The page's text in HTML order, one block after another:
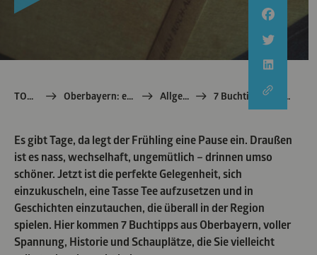
TOM e.V. Oberbayern: echt Bayern Allgemein 7 Buchtipps aus Oberbayern
Es gibt Tage, da legt der Frühling eine Pause ein. Draußen
ist es nass, wechselhaft, ungemütlich – drinnen umso
schöner. Jetzt ist die perfekte Gelegenheit, sich
einzukuscheln, eine Tasse Tee aufzusetzen und in
Geschichten einzutauchen, die überall in der Region
spielen. Hier kommen 7 Buchtipps aus Oberbayern, voller
Spannung, Historie und Schauplätze, die Sie vielleicht